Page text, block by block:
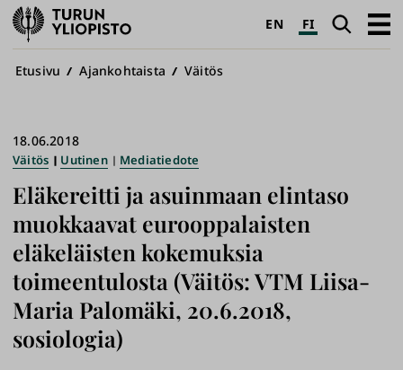
Turun
yliopisto
EN FI Haku
Avaa
Murupolku
Etusivu Ajankohtaista Väitös
Eläkereitti ja asuinmaan elintaso
muokkaavat eurooppalaisten
eläkeläisten kokemuksia
toimeentulosta (Väitös: VTM Liisa-
Maria Palomäki, 20.6.2018,
sosiologia)
18.06.2018
Väitös Uutinen Mediatiedote